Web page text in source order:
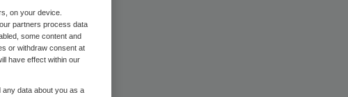
on your device.
partners process data
some content and
or withdraw consent at
have effect within our
data about you as a